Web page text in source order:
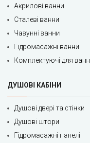
Акрилові ванни
Сталеві ванни
Чавунні ванни
Гідромасажні ванни
Комплектуючі для ванн
ДУШОВІ КАБІНИ
Душові двері та стінки
Душові штори
Гідромасажні панелі